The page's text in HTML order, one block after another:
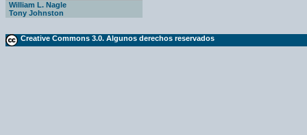
William L. Nagle
Tony Johnston
Creative Commons 3.0. Algunos derechos reservados